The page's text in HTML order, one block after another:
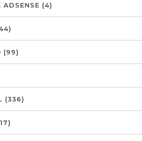
ADSENSE (4)
(99)
(336)